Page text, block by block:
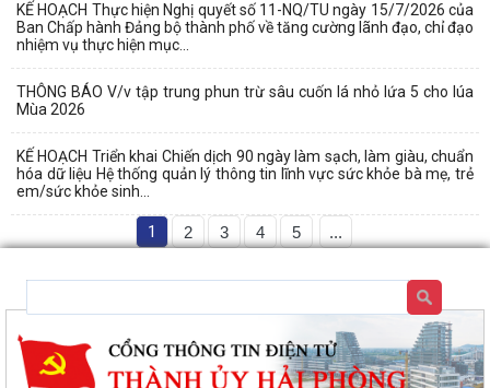
KẾ HOẠCH Thực hiện Nghị quyết số 11-NQ/TU ngày 15/7/2026 của
Ban Chấp hành Đảng bộ thành phố về tăng cường lãnh đạo, chỉ đạo
nhiệm vụ thực hiện mục...
THÔNG BÁO V/v tập trung phun trừ sâu cuốn lá nhỏ lứa 5 cho lúa
Mùa 2026
KẾ HOẠCH Triển khai Chiến dịch 90 ngày làm sạch, làm giàu, chuẩn
hóa dữ liệu Hệ thống quản lý thông tin lĩnh vực sức khỏe bà mẹ, trẻ
em/sức khỏe sinh...
1 2 3 4 5 ...